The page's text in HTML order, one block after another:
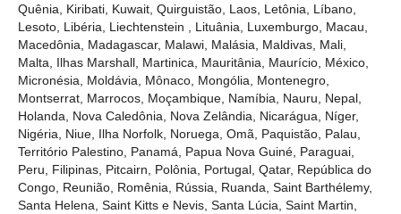
Quênia, Kiribati, Kuwait, Quirguistão, Laos, Letônia, Líbano,
Lesoto, Libéria, Liechtenstein , Lituânia, Luxemburgo, Macau,
Macedônia, Madagascar, Malawi, Malásia, Maldivas, Mali,
Malta, Ilhas Marshall, Martinica, Mauritânia, Maurício, México,
Micronésia, Moldávia, Mônaco, Mongólia, Montenegro,
Montserrat, Marrocos, Moçambique, Namíbia, Nauru, Nepal,
Holanda, Nova Caledônia, Nova Zelândia, Nicarágua, Níger,
Nigéria, Niue, Ilha Norfolk, Noruega, Omã, Paquistão, Palau,
Território Palestino, Panamá, Papua Nova Guiné, Paraguai,
Peru, Filipinas, Pitcairn, Polônia, Portugal, Qatar, República do
Congo, Reunião, Romênia, Rússia, Ruanda, Saint Barthélemy,
Santa Helena, Saint Kitts e Nevis, Santa Lúcia, Saint Martin,